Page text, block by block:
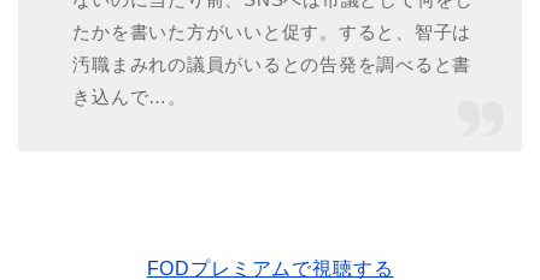
たかを書いた方がいいと促す。すると、智子は
汚職まみれの議員がいるとの告発を調べると書
き込んで…。
FODプレミアムで視聴する